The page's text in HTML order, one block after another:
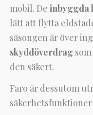
mobil. De inbyggda
lätt att flytta
säsongen är över
skyddöverdrag
den säkert.
Faro är dessutom